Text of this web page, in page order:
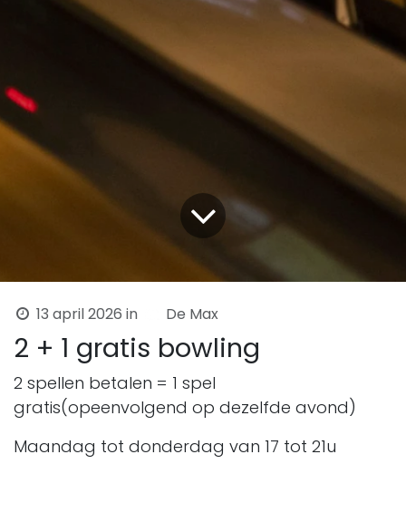
13 april 2026 in De Max
2 + 1 gratis bowling
2 spellen betalen = 1 spel
gratis(opeenvolgend op dezelfde avond)
Maandag tot donderdag van 17 tot 21u